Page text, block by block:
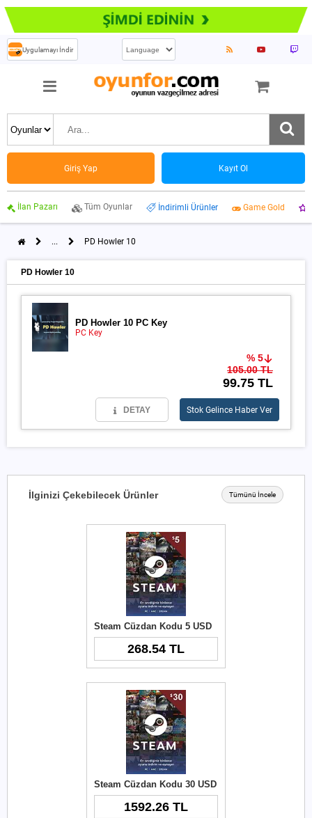
Uygulamayı İndir
Giriş Yap Kayıt Ol
İlan Pazarı Tüm Oyunlar İndirimli Ürünler Game Gold
... PD Howler 10
PD Howler 10
PD Howler 10 PC Key
PC Key
% 5
105.00 TL
99.75 TL
DETAY Stok Gelince Haber Ver
İlginizi Çekebilecek Ürünler Tümünü İncele
Steam Cüzdan Kodu 5 USD
268.54 TL
Steam Cüzdan Kodu 30 USD
1592.26 TL